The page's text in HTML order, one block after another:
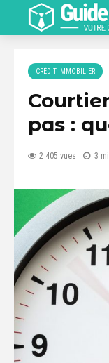
CRÉDIT IMMOBILIER
pas :
2 405 vues 3